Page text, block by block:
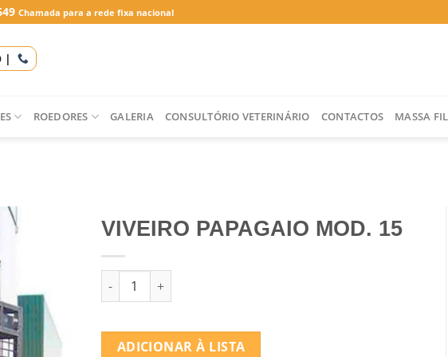
Chamada para a rede fixa nacional
|
ROEDORES GALERIA CONSULTÓRIO VETERINÁRIO CONTACTOS MASSA
VIVEIRO PAPAGAIO MOD. 15
Quantidade de VIVEIRO PAPAGAIO MOD. 15
ADICIONAR À LISTA